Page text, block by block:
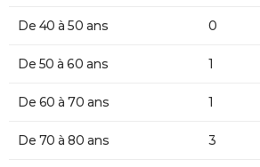
De 40 à 50 ans 0
De 50 à 60 ans 1
De 60 à 70 ans 1
De 70 à 80 ans 3